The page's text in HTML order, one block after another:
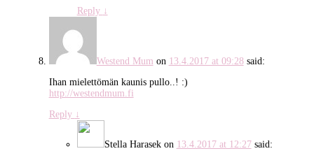
Reply ↓
Westend Mum on 13.4.2017 at 09:28 said:
Ihan mielettömän kaunis pullo..! :)
http://westendmum.fi
Reply ↓
Stella Harasekon 13.4.2017 at 12:27 said: